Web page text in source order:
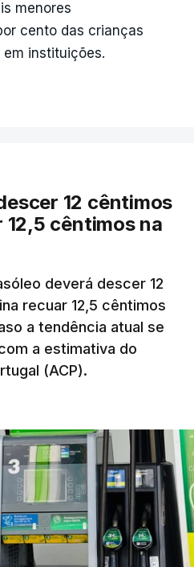
menores
cento das crianças
instituições.
12 cêntimos
cêntimos na
deverá descer 12
recuar 12,5 cêntimos
a tendência atual se
a estimativa do
(ACP).